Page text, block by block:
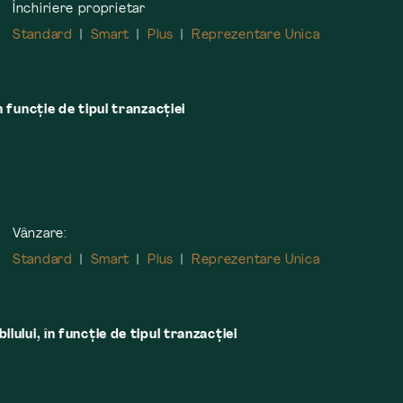
Închiriere proprietar
Standard
Smart Plus Reprezentare Unica
funcție de tipul tranzacției
Vânzare:
Standard
Smart Plus Reprezentare Unica
în funcţie de tipul tranzacţiei